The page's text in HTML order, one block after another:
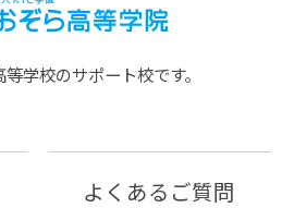
学校のサポート校です。
よくあるご質問